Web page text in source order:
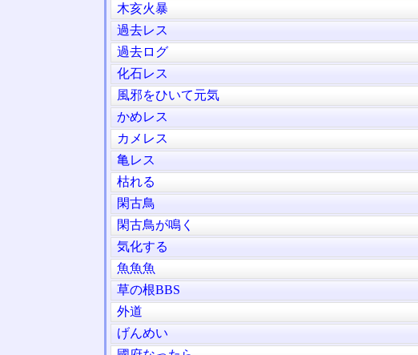
木亥火暴
過去レス
過去ログ
化石レス
風邪をひいて元気
かめレス
カメレス
亀レス
枯れる
閑古鳥
閑古鳥が鳴く
気化する
魚魚魚
草の根BBS
外道
げんめい